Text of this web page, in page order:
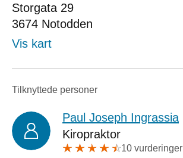
Storgata 29
3674 Notodden
Vis kart
Tilknyttede personer
Paul Joseph Ingrassia
Kiropraktor
10 vurderinger